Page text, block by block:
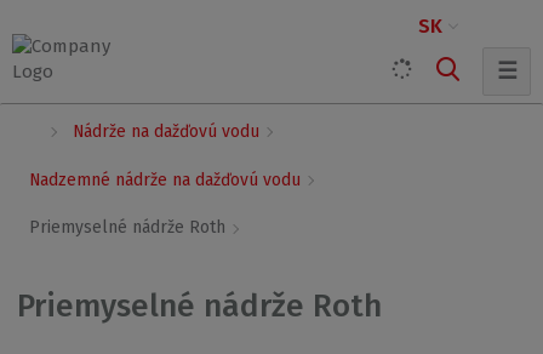
SK
☰
Ú
o
n
t
r
Nádrže na dažďovú vodu
Nadzemné nádrže na dažďovú vodu
Priemyselné nádrže Roth
Priemyselné nádrže Roth